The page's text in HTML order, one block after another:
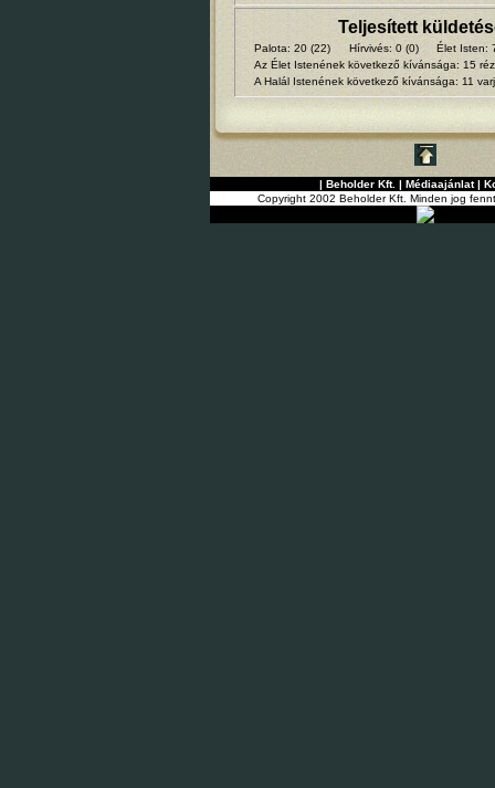
Teljesített
Palota: 20 (22) Hírvivés: 0 (0)
Élet Isten:
Az Élet Istenének következő kívánsága: 15
A Halál Istenének következő kívánsága: 11
| Beholder Kft. | Médiaajánlat|
Copyright 2002 Beholder Kft. Minden jog